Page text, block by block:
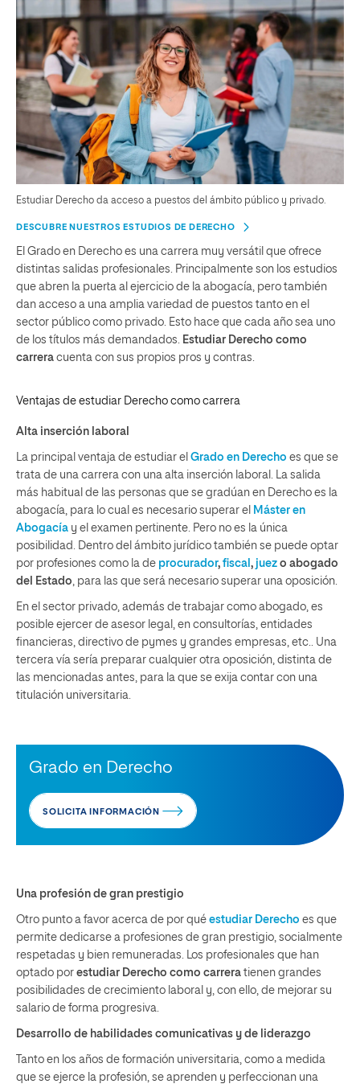
Estudiar Derecho da acceso a puestos del ámbito público y privado.
DESCUBRE NUESTROS ESTUDIOS DE DERECHO
El Grado en Derecho es una carrera muy versátil que ofrece
distintas salidas profesionales. Principalmente son los estudios
que abren la puerta al ejercicio de la abogacía, pero también
dan acceso a una amplia variedad de puestos tanto en el
sector público como privado. Esto hace que cada año sea uno
de los títulos más demandados.
Estudiar Derecho como
carrera cuenta con sus propios pros y contras.
Ventajas de estudiar Derecho como carrera
Alta inserción laboral
La principal ventaja de estudiar el Grado en Derecho es que se
trata de una carrera con una alta inserción laboral. La salida
más habitual de las personas que se gradúan en Derecho es la
abogacía, para lo cual es necesario superar el Máster en
Abogacía y el examen pertinente. Pero no es la única
posibilidad. Dentro del ámbito jurídico también se puede optar
por profesiones como la de procurador, fiscal , juez o abogado
del Estado , para las que será necesario superar una oposición.
En el sector privado, además de trabajar como abogado, es
posible ejercer de asesor legal, en consultorías, entidades
financieras, directivo de pymes y grandes empresas, etc.. Una
tercera vía sería preparar cualquier otra oposición, distinta de
las mencionadas antes, para la que se exija contar con una
titulación universitaria.
Grado en Derecho
SOLICITA INFORMACIÓN
Una profesión de gran prestigio
Otro punto a favor acerca de por qué estudiar Derecho es que
permite dedicarse a profesiones de gran prestigio, socialmente
respetadas y bien remuneradas. Los profesionales que han
optado por estudiar Derecho como carrera tienen grandes
posibilidades de crecimiento laboral y, con ello, de mejorar su
salario de forma progresiva.
Desarrollo de habilidades comunicativas y de liderazgo
Tanto en los años de formación universitaria, como a medida
que se ejerce la profesión, se aprenden y perfeccionan una